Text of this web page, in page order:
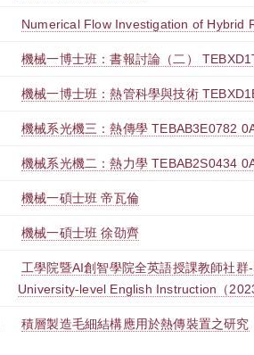
Numerical Flow Investigation of Hybrid
機械一博士班：書報討論（二）
機械一博士班：熱管科學與技術
機械系光機三：熱傳學 TEBAB3E0782
機械系光機二：熱力學 TEBAB2S0434
機械一碩士班 帝瓦倫
機械一碩士班 徐劭齊
工學院暨AI創智學院全英語授課教師社
University-level English Instruction（
積層製造毛細結構應用於熱傳裝置之研究